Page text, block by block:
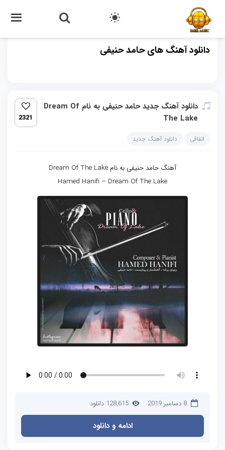
دانلود آهنگ های حامد حنیفی
دانلود آهنگ جدید حامد حنیفی به نام Dream Of
The Lake
2321
اتفاقی دانلود آهنگ جدید
آهنگ حامد حنیفی به نام Dream Of The Lake
Hamed Hanifi – Dream Of The Lake
8 دسامبر 2019 128,615 دانلود
ادامه و دانلود